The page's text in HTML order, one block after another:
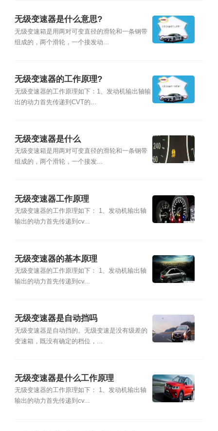
无级变速器是什么意思?
无级变速箱是用两对可变直径的滑轮和一条钢带
组成的，两个滑轮，一个接发动...
无级变速器的工作原理?
无级变速器的工作原理如下：1、发动机输出轴输
出的动力首先传递到CVT的...
无级变速器是什么
无级变速箱是用两对可变直径的滑轮和一条钢带
组成的，两个滑轮，一个接发...
无级变速器工作原理
无级变速器的工作原理如下： 1、发动机输出轴
输出的动力首先传递到cv...
无级变速器的基本原理
无级变速器的工作原理如下： 1、发动机输出轴
输出的动力首先传递到cv...
无级变速器是自动挡吗
无级变速器是自动挡的。无级变速是没有级差的
变速箱，既没有确定的档位，...
无级变速器是什么工作原理
无级变速器的工作原理如下： 1、发动机输出轴
输出的动力首先传递到cv...